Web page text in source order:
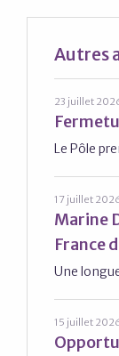
Autres
23 juillet
Le Pôle
17 juillet
Marine
France
Une
15 juillet